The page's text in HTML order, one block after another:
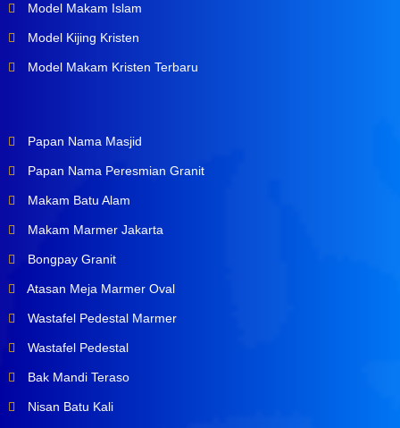
Model Makam Islam
Model Kijing Kristen
Model Makam Kristen Terbaru
Papan Nama Masjid
Papan Nama Peresmian Granit
Makam Batu Alam
Makam Marmer Jakarta
Bongpay Granit
Atasan Meja Marmer Oval
Wastafel Pedestal Marmer
Wastafel Pedestal
Bak Mandi Teraso
Nisan Batu Kali